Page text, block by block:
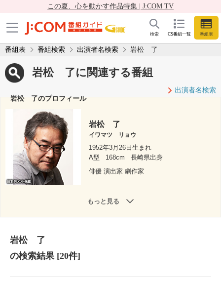
この夏、心を動かす作品特集 | J:COM TV
CS番組一覧 番組表
検索
番組表 番組検索 出演者名検索 岩松 了
岩松 了に関連する番組
出演者名検索
岩松 了のプロフィール
岩松 了
イワマツ リョウ
1952年3月26日生まれ
A型
168cm
長崎県出身
俳優 演出家 劇作家
もっと見る
岩松 了
の検索結果[20件]